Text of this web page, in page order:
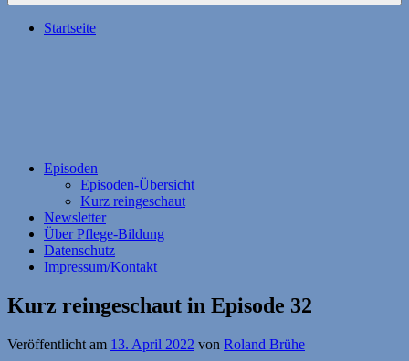
Startseite
Episoden
Episoden-Übersicht
Kurz reingeschaut
Newsletter
Über Pflege-Bildung
Datenschutz
Impressum/Kontakt
Kurz reingeschaut in Episode 32
Veröffentlicht am 13. April 2022 von Roland Brühe